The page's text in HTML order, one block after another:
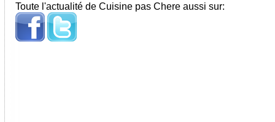
Toute l'actualité de Cuisine pas Chere aussi sur: